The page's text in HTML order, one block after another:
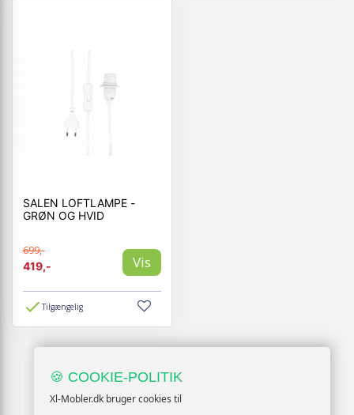
SALEN LOFTLAMPE -
GRØN OG HVID
699,-
419,-
Vis
Tilgængelig
🍪 COOKIE-POLITIK
Xl-Mobler.dk bruger cookies til